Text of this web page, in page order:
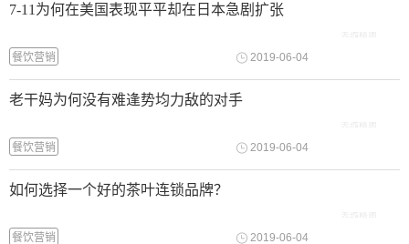
7-11为何在美国表现平平却在日本急剧扩张
2019-06-04
餐饮营销
老干妈为何没有难逢势均力敌的对手
2019-06-04
餐饮营销
如何选择一个好的茶叶连锁品牌？
2019-06-04
餐饮营销